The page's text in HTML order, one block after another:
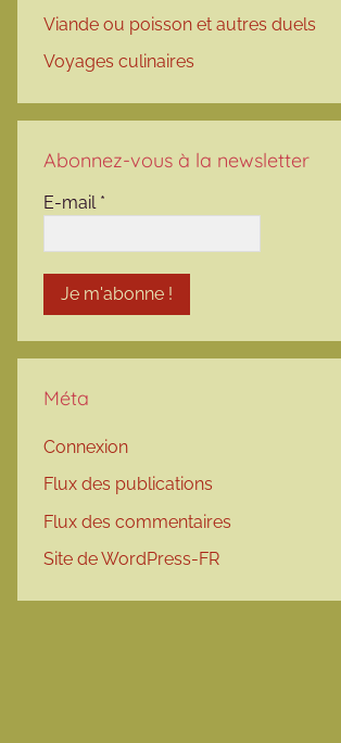
Viande ou poisson et autres duels
Voyages culinaires
Abonnez-vous à la newsletter
E-mail *
Méta
Connexion
Flux des publications
Flux des commentaires
Site de WordPress-FR